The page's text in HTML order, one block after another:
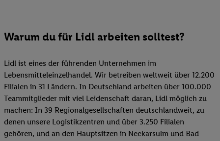
Warum du für Lidl arbeiten solltest?
Lidl ist eines der führenden Unternehmen im
Lebensmitteleinzelhandel. Wir betreiben weltweit über 12.200
Filialen in 31 Ländern. In Deutschland arbeiten über 100.000
Teammitglieder mit viel Leidenschaft daran, Lidl möglich zu
machen: In 39 Regionalgesellschaften deutschlandweit, zu
denen unsere Logistikzentren und über 3.250 Filialen
gehören, und an den Hauptsitzen in Neckarsulm und Bad